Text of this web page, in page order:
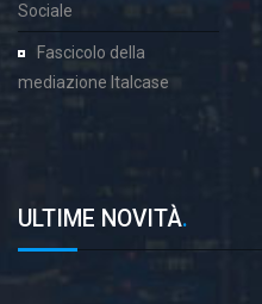
Sociale
Fascicolo della
mediazione Italcase
ULTIME NOVITÀ.